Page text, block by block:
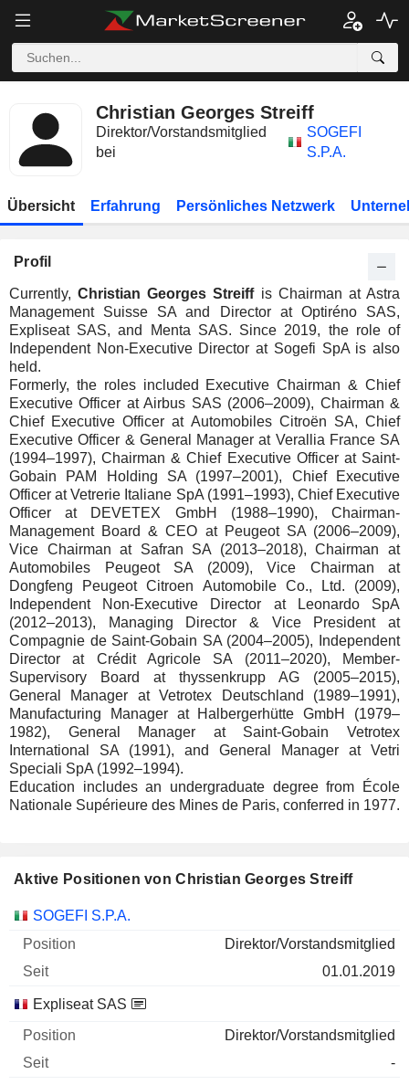
Christian Georges Streiff
Direktor/Vorstandsmitglied
bei
SOGEFI
S.P.A.
Übersicht Erfahrung Persönliches Netzwerk
Profil
Currently,Christian Georges Streiffis Chairman at Astra
Management Suisse SA and Director at Optiréno SAS,
Expliseat SAS, and Menta SAS. Since 2019, the role of
Independent Non-Executive Director at Sogefi SpA is also
held.
Formerly, the roles included Executive Chairman & Chief
Executive Officer at Airbus SAS (2006–2009), Chairman &
Chief Executive Officer at Automobiles Citroën SA, Chief
Executive Officer & General Manager at Verallia France SA
(1994–1997), Chairman & Chief Executive Officer at Saint-
Gobain PAM Holding SA (1997–2001), Chief Executive
Officer at Vetrerie Italiane SpA (1991–1993), Chief Executive
Officer at DEVETEX GmbH (1988–1990), Chairman-
Management Board & CEO at Peugeot SA (2006–2009),
Vice Chairman at Safran SA (2013–2018), Chairman at
Automobiles Peugeot SA (2009), Vice Chairman at
Dongfeng Peugeot Citroen Automobile Co., Ltd. (2009),
Independent Non-Executive Director at Leonardo SpA
(2012–2013), Managing Director & Vice President at
Compagnie de Saint-Gobain SA (2004–2005), Independent
Director at Crédit Agricole SA (2011–2020), Member-
Supervisory Board at thyssenkrupp AG (2005–2015),
General Manager at Vetrotex Deutschland (1989–1991),
Manufacturing Manager at Halbergerhütte GmbH (1979–
1982), General Manager at Saint-Gobain Vetrotex
International SA (1991), and General Manager at Vetri
Speciali SpA (1992–1994).
Education includes an undergraduate degree from École
Nationale Supérieure des Mines de Paris, conferred in 1977.
Aktive Positionen von Christian Georges Streiff
Unternehmen Position
SOGEFI S.P.A.
Direktor/Vorstandsmitglied
01.01.2019
Expliseat SAS
Direktor/Vorstandsmitglied
-